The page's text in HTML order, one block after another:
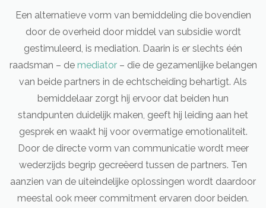
Een alternatieve vorm van bemiddeling die bovendien
door de overheid door middel van subsidie wordt
gestimuleerd, is mediation. Daarin is er slechts één
raadsman – de mediator– die de gezamenlijke belangen
van beide partners in de echtscheiding behartigt. Als
bemiddelaar zorgt hij ervoor dat beiden hun
standpunten duidelijk maken, geeft hij leiding aan het
gesprek en waakt hij voor overmatige emotionaliteit.
Door de directe vorm van communicatie wordt meer
wederzijds begrip gecreëerd tussen de partners. Ten
aanzien van de uiteindelijke oplossingen wordt daardoor
meestal ook meer commitment ervaren door beiden.